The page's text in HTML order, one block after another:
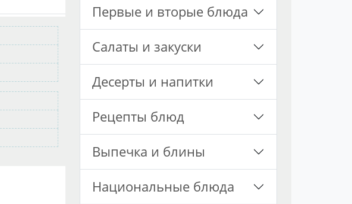
Первые и вторые блюда
Салаты и закуски
Десерты и напитки
Рецепты блюд
Выпечка и блины
Национальные блюда